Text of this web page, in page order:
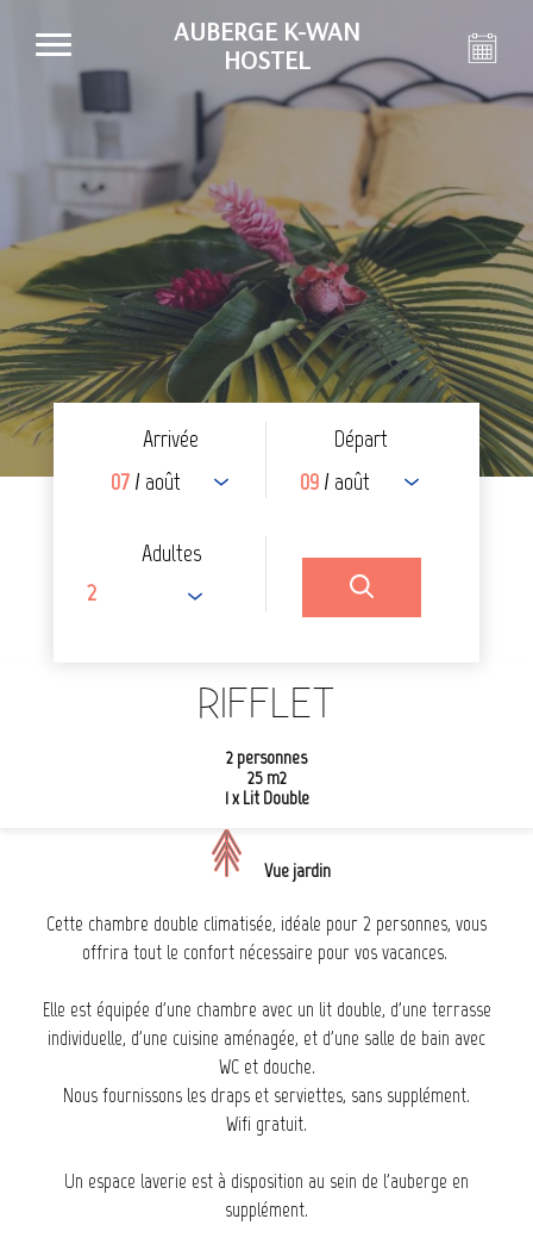
AUBERGE K-WAN
HOSTEL
Arrivée
07 / août
Départ
09 / août
Adultes
RIFFLET
2 personnes
25 m2
1 x Lit Double
Vue jardin
Cette chambre double climatisée, idéale pour 2 personnes, vous
offrira tout le confort nécessaire pour vos vacances.
Elle est équipée d'une chambre avec un lit double, d'une terrasse
individuelle, d'une cuisine aménagée, et d'une salle de bain avec
WC et douche.
Nous fournissons les draps et serviettes, sans supplément.
Wifi gratuit.
Un espace laverie est à disposition au sein de l'auberge en
supplément.